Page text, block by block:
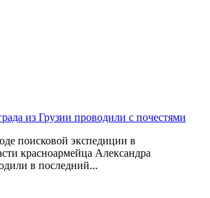
из Грузии проводили с почестями
поисковой экспедиции в
красноармейца Александра
в последний...